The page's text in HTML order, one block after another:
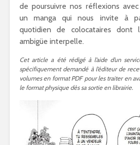
de poursuivre nos réflexions avec
un manga qui nous invite à
quotidien de colocataires dont
ambigüe interpelle.
Cet article a été rédigé à l’aide d’un
spécifiquement demandé à l’éditeur de
volumes en format PDF pour les traiter en
le format physique dès sa sortie en librairie.
Shelter of Love –
Comment vivre
sans amour
parental ?
manga ?
Suicide Boy, le
controversé aux
qualités réelles